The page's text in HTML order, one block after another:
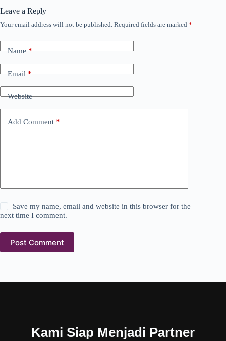
Leave a Reply
Your email address will not be published. Required fields are marked *
Name*
Email*
Website
Add Comment *
Save my name, email and website in this browser for the
next time I comment.
Post Comment
Kami Siap Menjadi Partner